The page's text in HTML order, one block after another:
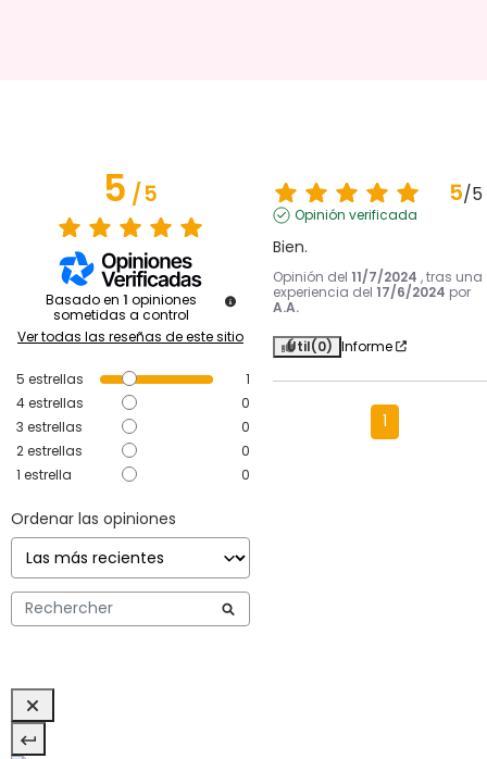
5/5
Basado en 1 opiniones
sometidas a control
Ver todas las reseñas de este sitio
5 estrellas
1
4estrellas
0
3 estrellas
0
2estrellas
0
1 estrella 0
Ordenar las opiniones
5/5
Opinión verificada
Bien.
Opinión del 11/7/2024 , tras una
experiencia del 17/6/2024 por
A.A.
Útil(0) Informe
1